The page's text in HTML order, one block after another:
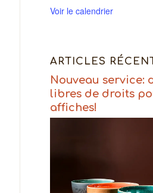
Voir le calendrier
ARTICLES
Nouveau service:
libres de droits
affiches!